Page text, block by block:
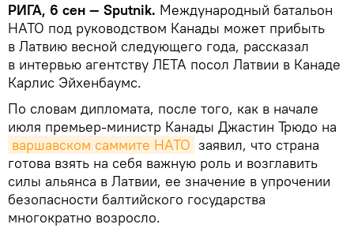
РИГА, 6 сен — Sputnik. Международный батальон
НАТО под руководством Канады может прибыть
в Латвию весной следующего года, рассказал
в интервью агентству ЛЕТА посол Латвии в Канаде
Карлис Эйхенбаумс.
По словам дипломата, после того, как в начале
июля премьер-министр Канады Джастин Трюдо на
варшавском саммите НАТО заявил, что страна
готова взять на себя важную роль и возглавить
силы альянса в Латвии, ее значение в упрочении
безопасности балтийского государства
многократно возросло.